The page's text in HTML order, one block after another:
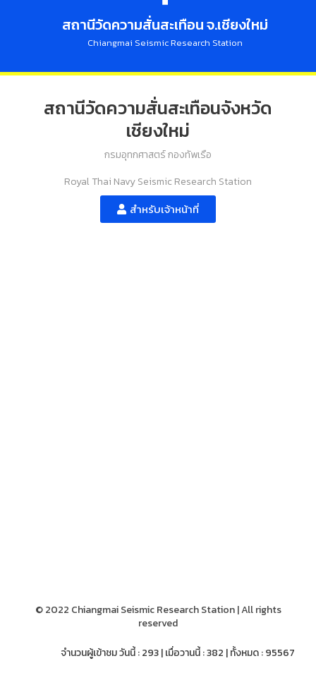
สถานีวัดความสั่นสะเทือน จ.เชียงใหม่
Chiangmai Seismic Research Station
สถานีวัดความสั่นสะเทือนจังหวัด
เชียงใหม่
กรมอุทกศาสตร์ กองทัพเรือ
Royal Thai Navy Seismic Research Station
สำหรับเจ้าหน้าที่
© 2022 Chiangmai Seismic Research Station | All rights
reserved
จำนวนผู้เข้าชม วันนี้ : 293 | เมื่อวานนี้ : 382 | ทั้งหมด : 95567